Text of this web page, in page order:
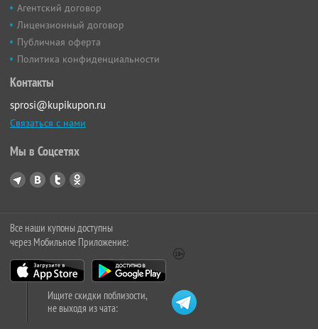
Агентский договор
Лицензионный договор
Публичная оферта
Политика конфиденциальности
Контакты
sprosi@kupikupon.ru
Связаться с нами
Мы в Соцсетях
Все наши купоны доступны
через Мобильное Приложение:
Ищите скидки поблизости,
не выходя из чата: